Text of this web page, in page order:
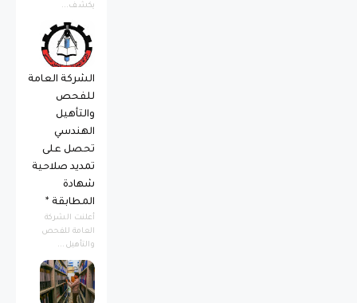
يكشف...
الشركة العامة
للفحص
والتأهيل
الهندسي
تحصل على
تمديد صلاحية
شهادة
المطابقة *
أعلنت الشركة
العامة للفحص
والتأهيل...